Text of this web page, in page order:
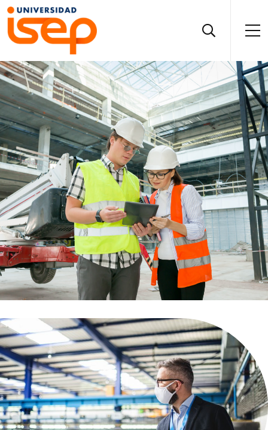
Licenciatura En Ingeniería
Industrial
Modalidad Online